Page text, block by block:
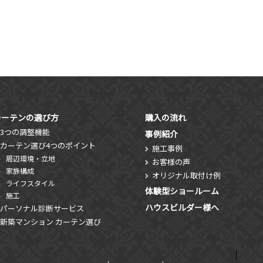
テンの選び方
3つの調整機能
カーテン選び4つのポイント
周辺環境・立地
家族構成
ライフスタイル
施工
パーソナル診断サービス
新築マンション カーテン選び
購入の流れ
事例紹介
施工事例
お客様の声
オリジナル取付け例
体験型ショールーム
ハウスビルダー様へ